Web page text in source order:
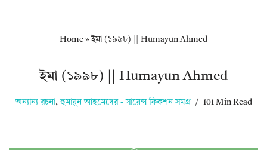
Home »ইমা (১৯৯৮) || Humayun Ahmed
ইমা (১৯৯৮) || Humayun Ahmed
অন্যান্য রচনা, হুমায়ূন আহমেদের - সায়েন্স ফিকশন সমগ্র 101 Min Read